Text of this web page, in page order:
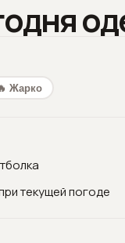
Жарко
текущей погоде